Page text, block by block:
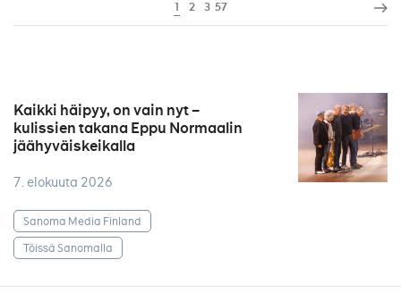
1 2 3 57
Kaikki häipyy, on vain nyt –
kulissien takana Eppu Normaalin
jäähyväiskeikalla
7. elokuuta 2026
Sanoma Media Finland
Töissä Sanomalla